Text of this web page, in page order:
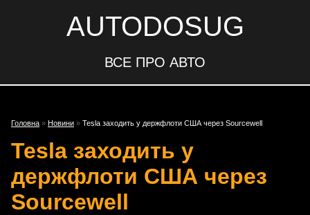
AUTODOSUG
ВСЕ ПРО АВТО
Головна » Новини » Tesla заходить у держфлоти США через Sourcewell
Tesla заходить у
держфлоти США через
Sourcewell